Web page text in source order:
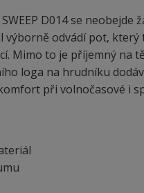
D014 se
odvádí pot,
Mimo to je příjemný na
loga na hrudníku
při volnočasové i